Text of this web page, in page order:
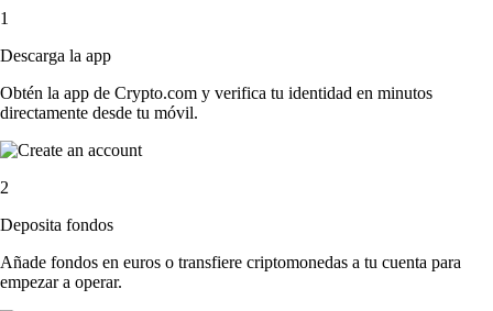
1
Descarga la app
Obtén la app de Crypto.com y verifica tu identidad en minutos
directamente desde tu móvil.
2
Deposita fondos
Añade fondos en euros o transfiere criptomonedas a tu cuenta para
empezar a operar.